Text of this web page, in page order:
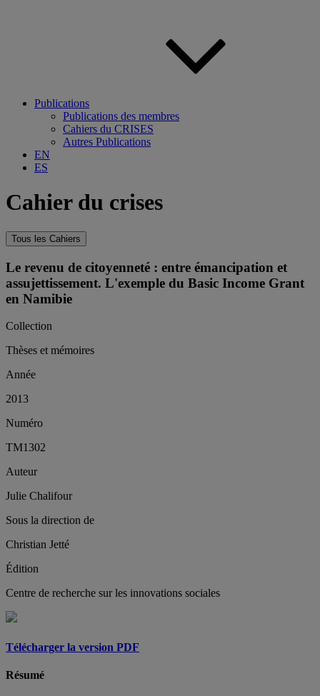
Publications
Publications des membres
Cahiers du CRISES
Autres Publications
EN
ES
Cahier du crises
Tous les Cahiers
Le revenu de citoyenneté : entre émancipation et
assujettissement. L'exemple du Basic Income Grant
en Namibie
Collection
Thèses et mémoires
Année
2013
Numéro
TM1302
Auteur
Julie Chalifour
Sous la direction de
Christian Jetté
Édition
Centre de recherche sur les innovations sociales
Télécharger la version PDF
Résumé